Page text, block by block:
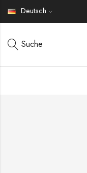
Deutsch
Suche